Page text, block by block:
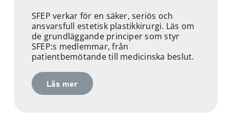
SFEP verkar för en säker, seriös och
ansvarsfull estetisk plastikkirurgi. Läs om
de grundläggande principer som styr
SFEP:s medlemmar, från
patientbemötande till medicinska beslut.
Läs mer